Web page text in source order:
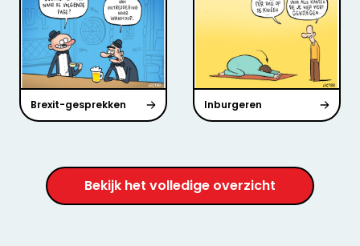
Brexit-gesprekken Inburgeren
Bekijk het volledige overzicht